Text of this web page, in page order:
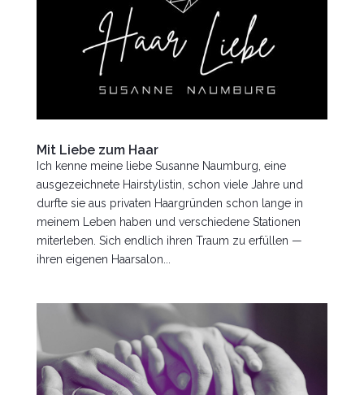
Mit Liebe zum Haar
Ich kenne meine liebe Susanne Naumburg, eine
ausgezeichnete Hairstylistin, schon viele Jahre und
durfte sie aus privaten Haargründen schon lange in
meinem Leben haben und verschiedene Stationen
miterleben. Sich endlich ihren Traum zu erfüllen —
ihren eigenen Haarsalon...